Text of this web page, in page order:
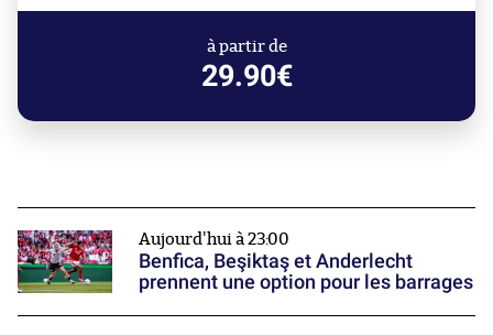
à partir de
29.90€
Aujourd'hui à 23:00
Benfica, Beşiktaş et Anderlecht
prennent une option pour les barrages